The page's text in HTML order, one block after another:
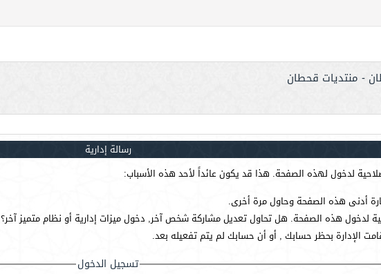
- منتديات قحطان
رسالة إدارية
لدخول لهذه الصفحة. هذا قد يكون عائداً لأحد هذه الأسباب:
أدنى هذه الصفحة وحاول مرة أخرى.
لدخول هذه الصفحة. هل تحاول تعديل مشاركة شخص آخر, دخول ميزات إدارية أو نظام متميز آخر؟
الإدارة بحظر حسابك , أو أن حسابك لم يتم تفعيله بعد.
تسجيل الدخول